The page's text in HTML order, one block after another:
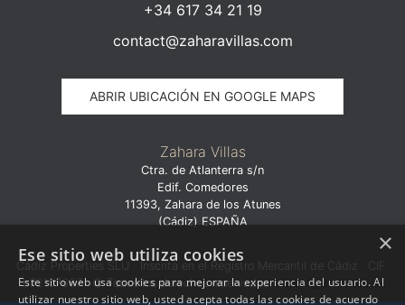
+34 617 34 21 19
contact@zaharavillas.com
ABRIR UBICACIÓN EN GOOGLE MAPS
Zahara Villas
Ctra. de Atlanterra s/n
Edif. Comedores
11393, Zahara de los Atunes
(Cádiz) ESPAÑA
Cádiz Properties SLU · Inscrita en el Registro Mercantil de Cádiz · CIF:
b72107667 · © Todos los derechos reservados ·Aviso legal ·Política de
privacidad·Política de cookies
×
Ese sitio web utiliza cookies
Este sitio web usa cookies para mejorar la experiencia del usuario. Al
utilizar nuestro sitio web, usted acepta todas las cookies de acuerdo